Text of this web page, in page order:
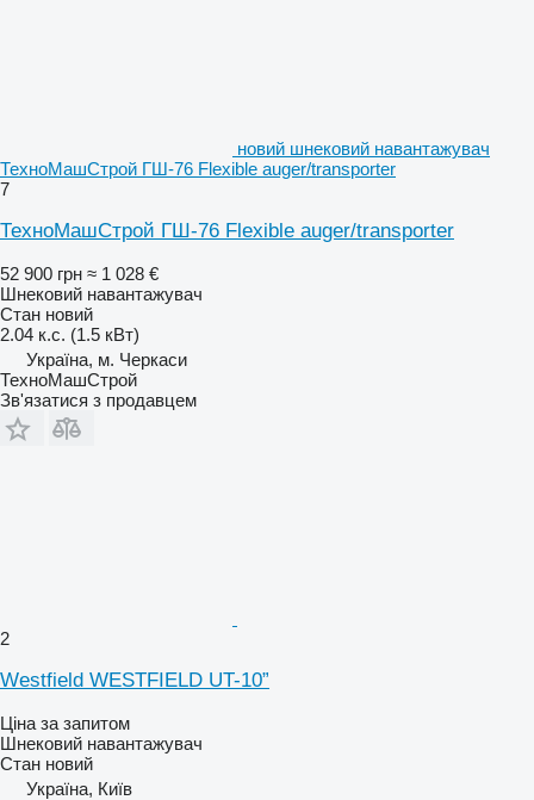
новий шнековий навантажувач
ТехноМашСтрой ГШ-76 Flexible auger/transporter
7
ТехноМашСтрой ГШ-76 Flexible auger/transporter
52 900 грн ≈ 1 028 €
Шнековий навантажувач
Стан новий
2.04 к.с. (1.5 кВт)
Україна, м. Черкаси
ТехноМашСтрой
Зв'язатися з продавцем
2
Westfield WESTFIELD UT-10”
Ціна за запитом
Шнековий навантажувач
Стан новий
Україна, Київ